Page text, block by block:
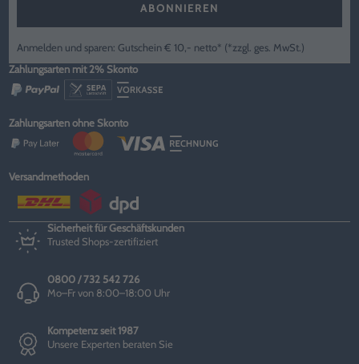
ABONNIEREN
Anmelden und sparen: Gutschein € 10,- netto* (*zzgl. ges. MwSt.)
Zahlungsarten mit 2% Skonto
Zahlungsarten ohne Skonto
Versandmethoden
Sicherheit für Geschäftskunden
Trusted Shops-zertifiziert
0800 / 732 542 726
Mo–Fr von 8:00–18:00 Uhr
Kompetenz seit 1987
Unsere Experten beraten Sie